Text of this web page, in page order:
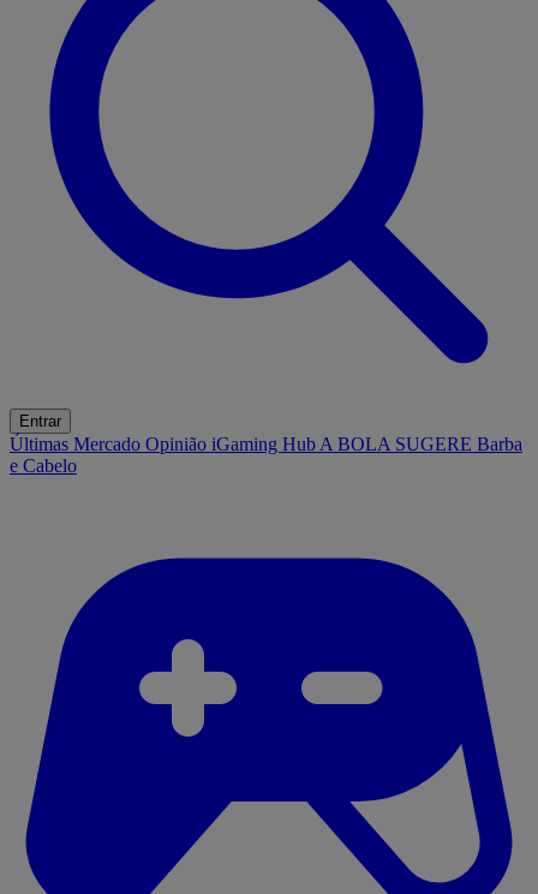
Entrar
Últimas Mercado Opinião iGaming Hub A BOLA SUGERE Barba
e Cabelo